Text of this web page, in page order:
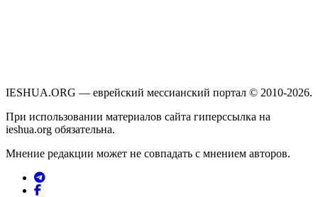
IESHUA.ORG — еврейский мессианский портал © 2010-2026.
При использовании материалов сайта гиперссылка на
ieshua.org обязательна.
Мнение редакции может не совпадать с мнением авторов.